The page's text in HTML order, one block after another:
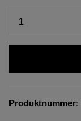
Produktnummer: